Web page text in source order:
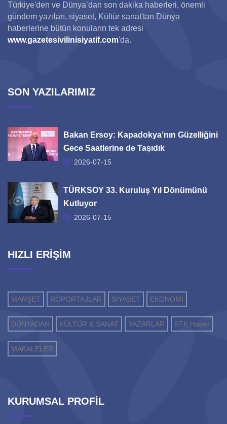
Türkiye'den ve Dünya’dan son dakika haberleri, önemli
gündem yazıları, siyaset, Kültür sanat'tan Dünya
haberlerine bütün konuların tek adresi
www.gazetesivilinisiyatif.com'da.
SON YAZILARIMIZ
Bakan Ersoy: Kapadokya’nın Güzelliğini
Gece Saatlerine de Taşıdık
2026-07-15
TÜRKSOY 33. Kuruluş Yıl Dönümünü
Kutluyor
2026-07-15
HIZLI ERİŞİM
MANŞET RÖPORTAJLAR SİYASET EKONOMİ
DÜNYADAN KÜLTÜR & SANAT YAZARLAR STK Haber
MAKALELER
KURUMSAL PROFİL